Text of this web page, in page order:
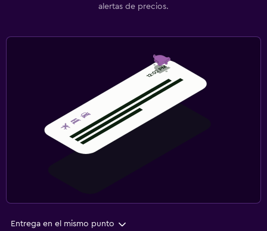
alertas de precios.
Entrega en el mismo punto